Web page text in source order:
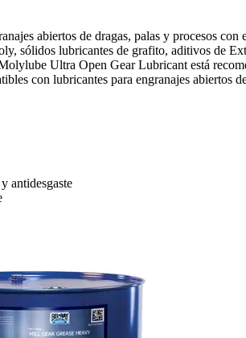
abiertos de dragas, palas y procesos
sólidos lubricantes de grafito, aditivos de
Ultra Open Gear Lubricant está
con lubricantes para engranajes abiertos
antidesgaste